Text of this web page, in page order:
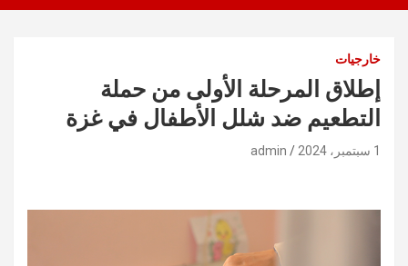
خارجيات
إطلاق المرحلة الأولى من حملة
التطعيم ضد شلل الأطفال في غزة
1 سبتمبر، 2024 admin